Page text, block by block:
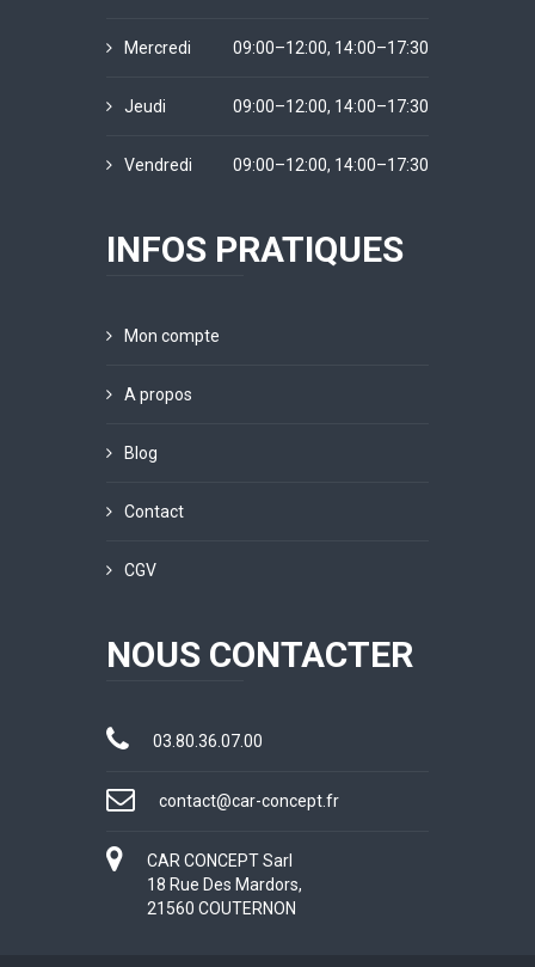
Mercredi 09:00–12:00, 14:00–17:30
Jeudi 09:00–12:00, 14:00–17:30
Vendredi 09:00–12:00, 14:00–17:30
INFOS PRATIQUES
Mon compte
A propos
Blog
Contact
CGV
NOUS CONTACTER
03.80.36.07.00
contact@car-concept.fr
CAR CONCEPT Sarl
18 Rue Des Mardors,
21560 COUTERNON